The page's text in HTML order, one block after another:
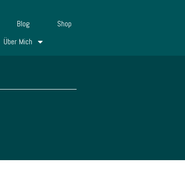
Blog
Shop
Über Mich